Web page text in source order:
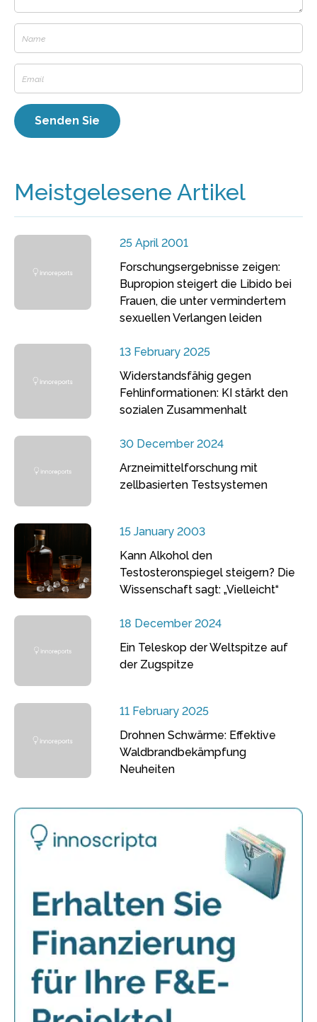
Meistgelesene Artikel
25 April 2001
Forschungsergebnisse zeigen:
Bupropion steigert die Libido bei
Frauen, die unter vermindertem
sexuellen Verlangen leiden
13 February 2025
Widerstandsfähig gegen
Fehlinformationen: KI stärkt den
sozialen Zusammenhalt
30 December 2024
Arzneimittelforschung mit
zellbasierten Testsystemen
15 January 2003
Kann Alkohol den
Testosteronspiegel steigern? Die
Wissenschaft sagt: „Vielleicht“
18 December 2024
Ein Teleskop der Weltspitze auf
der Zugspitze
11 February 2025
Drohnen Schwärme: Effektive
Waldbrandbekämpfung
Neuheiten